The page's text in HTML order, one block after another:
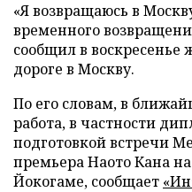
«Я возвращаюсь в
временного
сообщил в
дороге в Москву.
По его словам, в
работа, в частности
подготовкой встречи
премьера Наото Кана
Йокогаме, сообщает